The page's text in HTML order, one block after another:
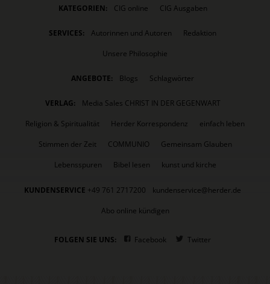
KATEGORIEN: CIG online CIG Ausgaben
SERVICES: Autorinnen und Autoren
Redaktion
Unsere Philosophie
ANGEBOTE: Blogs Schlagwörter
VERLAG:
Media Sales CHRIST IN DER GEGENWART
Religion & Spiritualität
Herder Korrespondenz
einfach leben
Stimmen der Zeit
COMMUNIO
Gemeinsam Glauben
Lebensspuren
Bibel lesen kunst und kirche
KUNDENSERVICE +49 761 2717200
kundenservice@herder.de
Abo online kündigen
FOLGEN SIE UNS: Facebook Twitter